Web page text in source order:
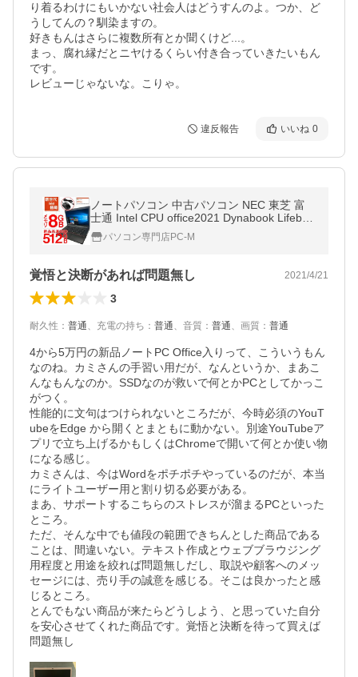
り着るわけにもいかない社会人はどうすんのよ。つか、ど
うしてんの？馴染ますの。
好きもんはさらに複数所有とか聞くけど...。
まっ、腐れ縁だとニヤけるくらい付き合っていきたいもん
です。
レビューじゃないな。こりゃ。
違反報告 いいね 0
ノートパソコン 中古パソコン NEC 東芝 富
士通 Intel CPU office2021 Dynabook Lifeboo
k 最速 新品SSD 512GB メモリ8GB Windows
10 WiFi 15.6インチ アウトレット
パソコン専門店PC-M
覚悟と決断があれば問題無し 2021/4/21
3
耐久性 ： 普通、 充電の持ち ： 普通、 音質 ： 普通、 画質 ： 普通
4から5万円の新品ノートPC Office入りって、こういうもん
なのね。カミさんの手習い用だが、なんというか、まあこ
んなもんなのか。SSDなのが救いで何とかPCとしてかっこ
がつく。
性能的に文句はつけられないところだが、今時必須のYouT
ubeをEdge から開くとまともに動かない。別途YouTubeア
プリで立ち上げるかもしくはChromeで開いて何とか使い物
になる感じ。
カミさんは、今はWordをポチポチやっているのだが、本当
にライトユーザー用と割り切る必要がある。
まあ、サポートするこちらのストレスが溜まるPCといった
ところ。
ただ、そんな中でも値段の範囲できちんとした商品である
ことは、間違いない。テキスト作成とウェブブラウジング
用程度と用途を絞れば問題無しだし、取説や顧客へのメッ
セージには、売り手の誠意を感じる。そこは良かったと感
じるところ。
とんでもない商品が来たらどうしよう、と思っていた自分
を安心させてくれた商品です。覚悟と決断を待って買えば
問題無し